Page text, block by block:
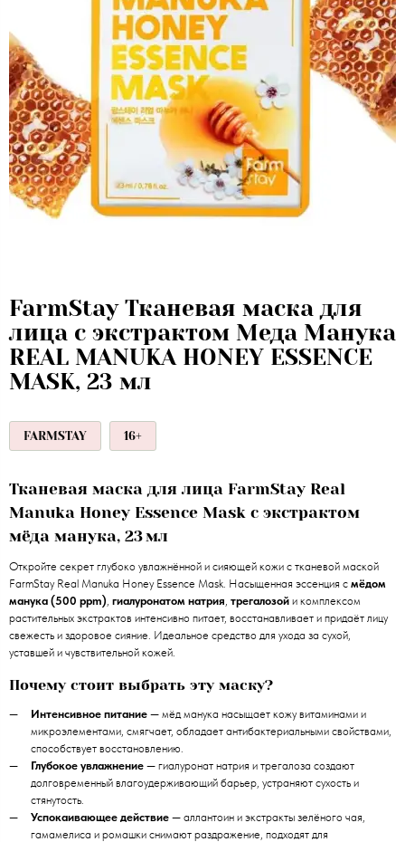
FarmStay Тканевая маска для
лица с экстрактом Меда Манука
REAL MANUKA HONEY ESSENCE
MASK, 23 мл
FARMSTAY 16+
Тканевая маска для лица FarmStay Real
Manuka Honey Essence Mask с экстрактом
мёда манука, 23 мл
Откройте секрет глубоко увлажнённой и сияющей кожи с тканевой маской
FarmStay Real Manuka Honey Essence Mask. Насыщенная эссенция с мёдом
манука (500 ppm) гиалуронатом натрия трегалозой и комплексом
растительных экстрактов интенсивно питает, восстанавливает и придаёт лицу
свежесть и здоровое сияние. Идеальное средство для ухода за сухой,
уставшей и чувствительной кожей.
Почему стоит выбрать эту маску?
Интенсивное питание — мёд манука насыщает кожу витаминами и
микроэлементами, смягчает, обладает антибактериальными свойствами,
способствует восстановлению.
Глубокое увлажнение — гиалуронат натрия и трегалоза создают
долговременный влагоудерживающий барьер, устраняют сухость и
стянутость.
Успокаивающее действие — аллантоин и экстракты зелёного чая,
гамамелиса и ромашки снимают раздражение, подходят для